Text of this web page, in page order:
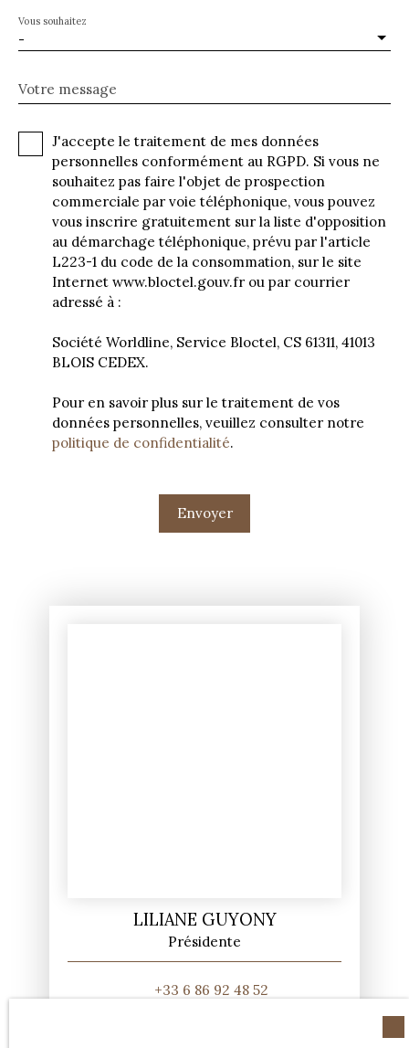
-
Vous souhaitez
Votre message
J'accepte le traitement de mes données
personnelles conformément au RGPD. Si vous ne
souhaitez pas faire l'objet de prospection
commerciale par voie téléphonique, vous pouvez
vous inscrire gratuitement sur la liste d'opposition
au démarchage téléphonique, prévu par l'article
L223-1 du code de la consommation, sur le site
Internet www.bloctel.gouv.fr ou par courrier
adressé à :
Société Worldline, Service Bloctel, CS 61311, 41013
BLOIS CEDEX.
Pour en savoir plus sur le traitement de vos
données personnelles, veuillez consulter notre
politique de confidentialité.
Envoyer
LILIANE GUYONY
Présidente
+33 6 86 92 48 52